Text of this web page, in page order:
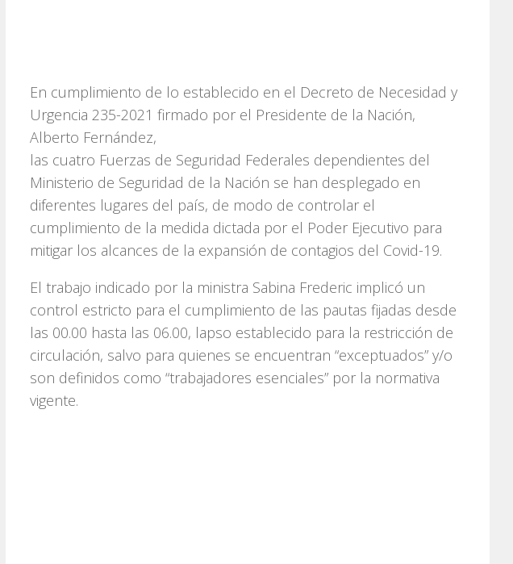
En cumplimiento de lo establecido en el Decreto de Necesidad y
Urgencia 235-2021 firmado por el Presidente de la Nación,
Alberto Fernández,
las cuatro Fuerzas de Seguridad Federales dependientes del
Ministerio de Seguridad de la Nación se han desplegado en
diferentes lugares del país, de modo de controlar el
cumplimiento de la medida dictada por el Poder Ejecutivo para
mitigar los alcances de la expansión de contagios del Covid-19.
El trabajo indicado por la ministra Sabina Frederic implicó un
control estricto para el cumplimiento de las pautas fijadas desde
las 00.00 hasta las 06.00, lapso establecido para la restricción de
circulación, salvo para quienes se encuentran “exceptuados” y/o
son definidos como “trabajadores esenciales” por la normativa
vigente.